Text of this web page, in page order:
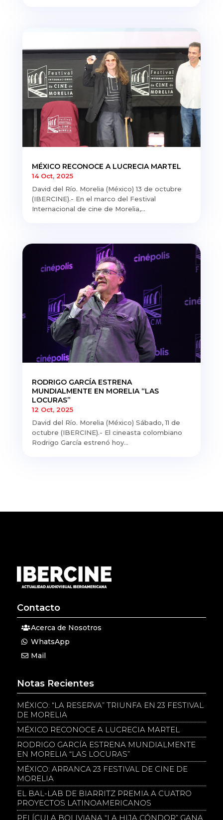
MÉXICO RECONOCE A LUCRECIA MARTEL
14 Oct, 2025
David del Río. Morelia (México) 13 de octubre
(IBERCINE).- En el marco del Festival
Internacional de cine de Morelia,...
RODRIGO GARCÍA ESTRENA
MUNDIALMENTE EN MORELIA “LAS
LOCURAS”
12 Oct, 2025
David del Río. Morelia (México) Sábado, 11 de
octubre (IBERCINE).- El cineasta colombiano
Rodrigo García estrenó hoy...
Contacto
Acerca de Nosotros
WhatsApp
Mail
Notas Recientes
MÉXICO: “LA RESERVA” TRIUNFA EN 23 FESTIVAL
DE MORELIA
MÉXICO RECONOCE A LUCRECIA MARTEL
RODRIGO GARCÍA ESTRENA MUNDIALMENTE
EN MORELIA “LAS LOCURAS”
MÉXICO: ARRANCA 23 FESTIVAL DE CINE DE
MORELIA
EL BAL-LAB DE BIARRITZ PREMIA A CUATRO
PROYECTOS LATINOAMERICANOS
PELÍCULA BOLIVIANA “LA HIJA CÓNDOR” GANA